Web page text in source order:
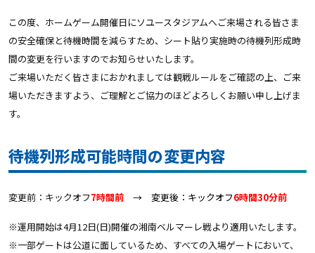
この度、ホームゲーム開催日にソユースタジアムへご来場される皆さま
の安全確保と待機時間を減らすため、シート貼り実施時の待機列形成時
間の変更を行いますのでお知らせいたします。
ご来場いただく皆さまにおかれましては観戦ルールをご確認の上、ご来
場いただきますよう、ご理解とご協力のほどよろしくお願い申し上げま
す。
待機列形成可能時間の変更内容
変更前：キックオフ7時間前 → 変更後：キックオフ6時間30分前
※運用開始は4月12日(日)開催の湘南ベルマーレ戦より適用いたします。
※一部ゲートは公道に面しているため、すべての入場ゲートにおいて、